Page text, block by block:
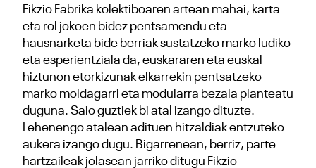
Fikzio Fabrika kolektiboaren artean mahai, karta
eta rol jokoen bidez pentsamendu eta
hausnarketa bide berriak sustatzeko marko ludiko
eta esperientziala da, euskararen eta euskal
hiztunon etorkizunak elkarrekin pentsatzeko
marko moldagarri eta modularra bezala planteatu
duguna. Saio guztiek bi atal izango dituzte.
Lehenengo atalean adituen hitzaldiak entzuteko
aukera izango dugu. Bigarrenean, berriz, parte
hartzaileak jolasean jarriko ditugu Fikzio